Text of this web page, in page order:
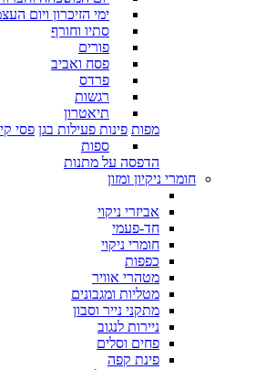
ימי הזיכרון ויום
סתיו וחורף
פורים
פסח ואביב
פרדס
רגשות
תיאטרון
מפות פינות פעילות בגן פסי
ספות
הדפסה על מתנות
חומרי ניקיון ומזון
אביזרי ניקוי
חד-פעמי
חומרי ניקוי
כפפות
מטהרי אוויר
מטליות ומגבונים
מתקני נייר וסבון
ניירות לנגוב
פחים וסלים
פינת קפה